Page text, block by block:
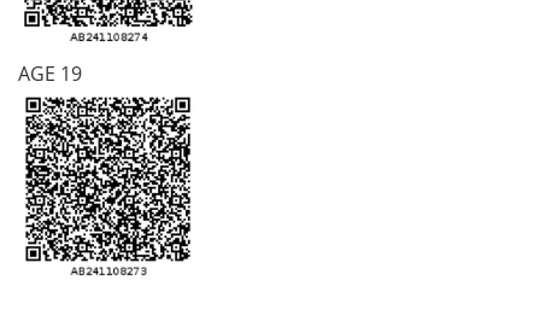
AGE 19